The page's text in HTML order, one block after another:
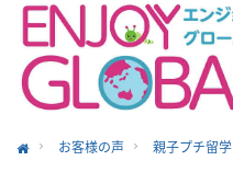
お客様の声 親子プチ留学